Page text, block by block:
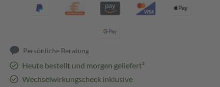
Persönliche Beratung
Heute bestellt und morgen geliefert³
Wechselwirkungscheck inklusive